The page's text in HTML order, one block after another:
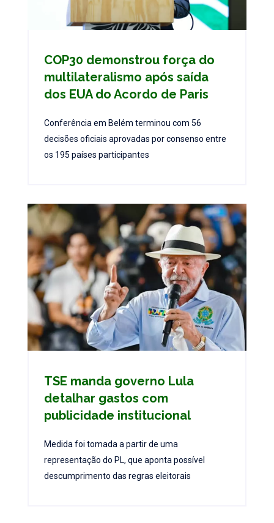
COP30 demonstrou força do
multilateralismo após saída
dos EUA do Acordo de Paris
Conferência em Belém terminou com 56
decisões oficiais aprovadas por consenso entre
os 195 países participantes
TSE manda governo Lula
detalhar gastos com
publicidade institucional
Medida foi tomada a partir de uma
representação do PL, que aponta possível
descumprimento das regras eleitorais